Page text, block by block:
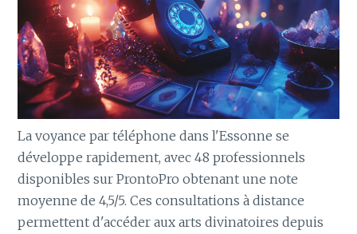
La voyance par téléphone dans l'Essonne se
développe rapidement, avec 48 professionnels
disponibles sur ProntoPro obtenant une note
moyenne de 4,5/5. Ces consultations à distance
permettent d'accéder aux arts divinatoires depuis